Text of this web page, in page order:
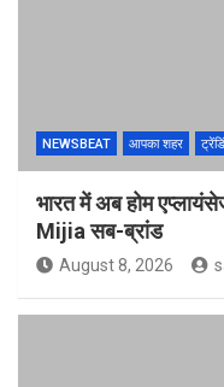
NEWSBEAT आपका शहर
भारत में अब होम
Mijia सब-ब्रांड
August 8, 2026